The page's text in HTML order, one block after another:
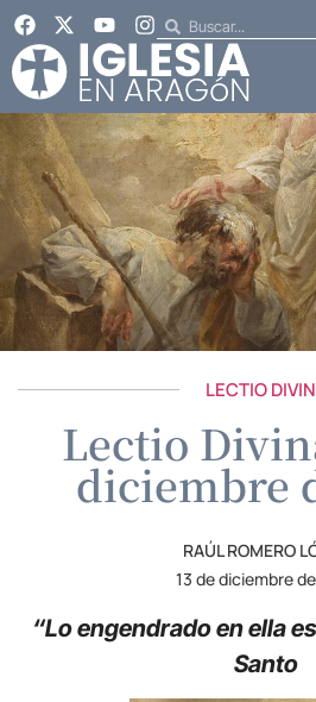
LECTIO
Lectio
diciembre
RAÚL ROMERO
13 de diciembre
“Lo engendrado en ella
Santo